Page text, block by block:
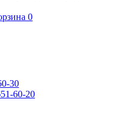
0
30
60-20